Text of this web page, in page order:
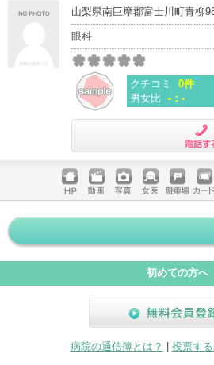
山梨県南巨摩郡富士川町青柳
眼科
クチコミ
0件
男女比 -：-
ホームペ
ージ
動画 写真 女医 駐車場
クレジッ
トカード
初めての方へ
病院の通信簿とは？ | 投票す